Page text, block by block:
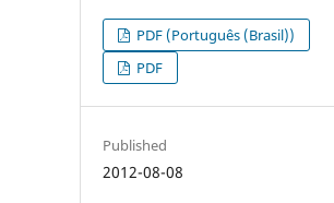
PDF (Português (Brasil))
PDF
Published
2012-08-08